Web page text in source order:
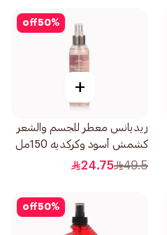
50%
off
+
ريديانس معطر للجسم والشعر
كشمش أسود وكركديه 150مل
49.5
24.75
50%
off